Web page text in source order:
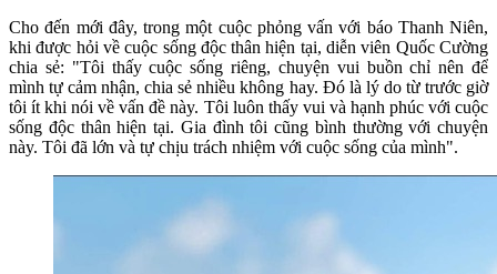
Cho đến mới đây, trong một cuộc phỏng vấn với báo Thanh Niên,
khi được hỏi về cuộc sống độc thân hiện tại, diễn viên Quốc Cường
chia sẻ: "Tôi thấy cuộc sống riêng, chuyện vui buồn chỉ nên để
mình tự cảm nhận, chia sẻ nhiều không hay. Đó là lý do từ trước giờ
tôi ít khi nói về vấn đề này. Tôi luôn thấy vui và hạnh phúc với cuộc
sống độc thân hiện tại. Gia đình tôi cũng bình thường với chuyện
này. Tôi đã lớn và tự chịu trách nhiệm với cuộc sống của mình".